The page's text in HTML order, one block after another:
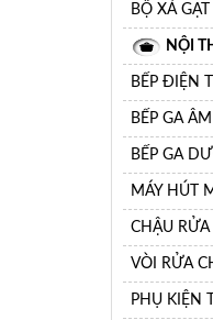
BỘ XẢ GẠT
NỘI
BẾP ĐIỆN
BẾP GA
BẾP GA
MÁY HÚT
CHẬU RỬA
VÒI RỬA
PHỤ KIỆN